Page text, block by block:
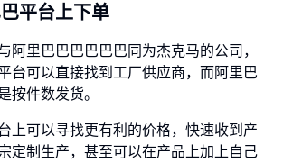
平台上下单
阿里巴巴巴巴巴巴同为杰克马的公司，
台可以直接找到工厂供应商，而阿里巴
按件数发货。
上可以寻找更有利的价格，快速收到产
定制生产，甚至可以在产品上加上自己